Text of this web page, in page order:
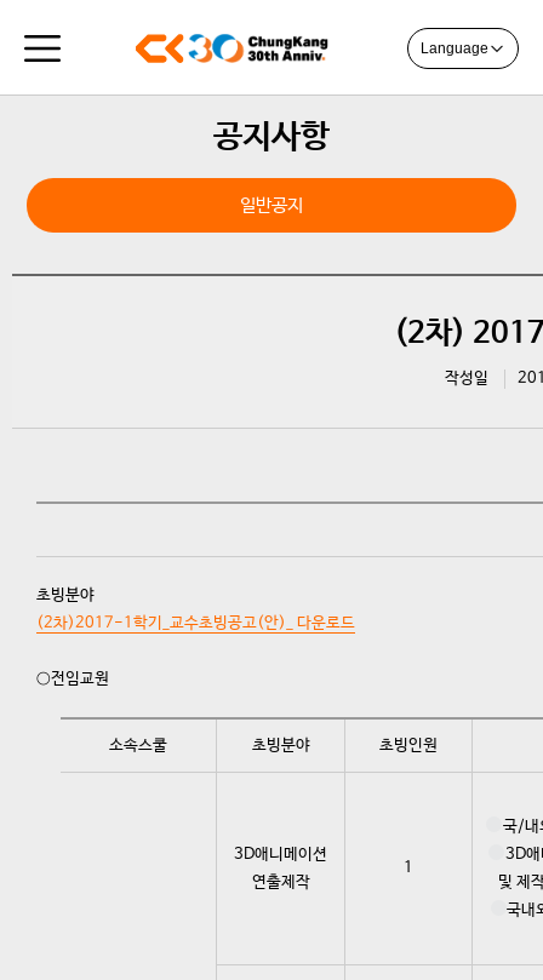
Language
공지사항
일반공지
(2차)
작성일
초빙분야
(2차)2017-1학기_교수초빙공고(안)_ 다운로드
○전임교원
소속스쿨 초빙분야 초빙인원
3D애니메이션
연출제작
1
국/내
3D애
및 제
국내